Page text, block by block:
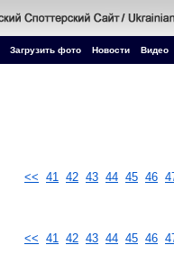
Загрузить фото Новости Видео
<< 41 42 43 44 45 46
<< 41 42 43 44 45 46